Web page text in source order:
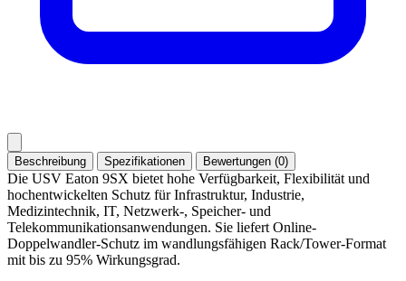
Beschreibung Spezifikationen Bewertungen (0)
Die USV Eaton 9SX bietet hohe Verfügbarkeit, Flexibilität und
hochentwickelten Schutz für Infrastruktur, Industrie,
Medizintechnik, IT, Netzwerk-, Speicher- und
Telekommunikationsanwendungen. Sie liefert Online-
Doppelwandler-Schutz im wandlungsfähigen Rack/Tower-Format
mit bis zu 95% Wirkungsgrad.